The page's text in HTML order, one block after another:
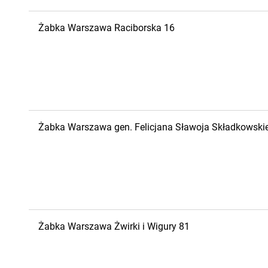
Żabka Warszawa Raciborska 16
Żabka Warszawa gen. Felicjana Sławoja
Żabka Warszawa Żwirki i Wigury 81